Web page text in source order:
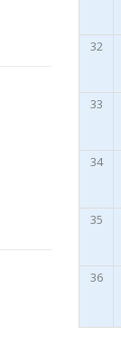
32
33
34
35
36